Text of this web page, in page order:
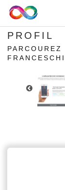
PROFIL